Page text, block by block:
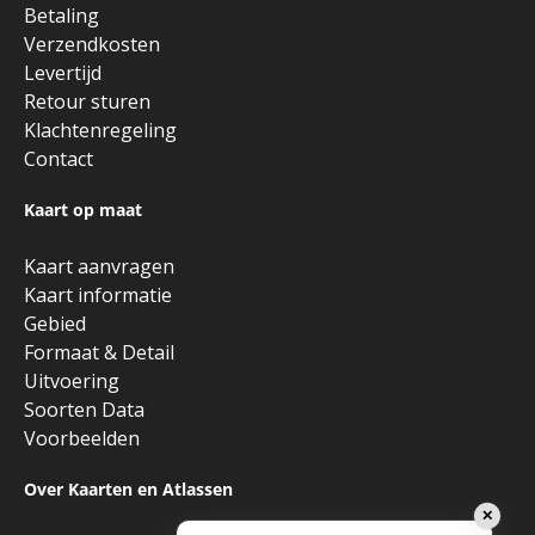
Betaling
Verzendkosten
Levertijd
Retour sturen
Klachtenregeling
Contact
Kaart op maat
Kaart aanvragen
Kaart informatie
Gebied
Formaat & Detail
Uitvoering
Soorten Data
Voorbeelden
Over Kaarten en Atlassen
✕